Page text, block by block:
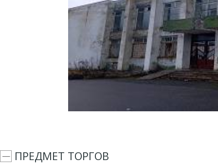
ПРЕДМЕТ ТОРГОВ